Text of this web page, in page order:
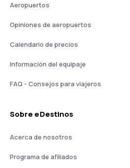
Aeropuertos
Opiniones de aeropuertos
Calendario de precios
Información del equipaje
FAQ - Consejos para viajeros
Sobre eDestinos
Acerca de nosotros
Programa de afiliados